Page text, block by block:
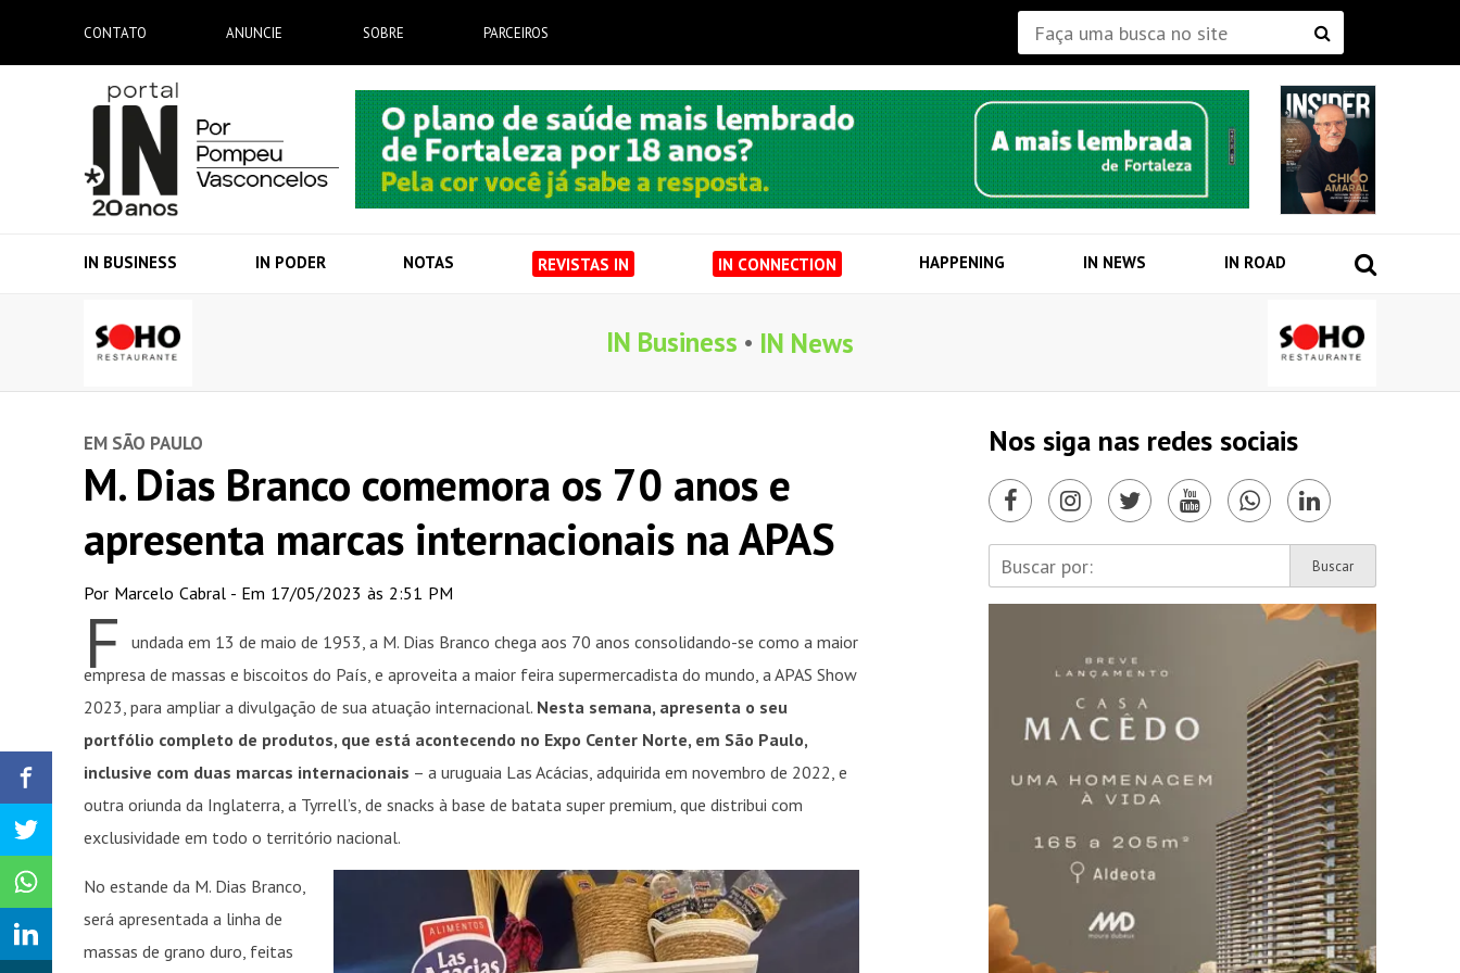
CONTATO ANUNCIE SOBRE PARCEIROS
IN BUSINESS IN PODER NOTAS REVISTAS IN IN CONNECTION HAPPENING IN NEWS IN ROAD
IN Business IN News
EM SÃO PAULO
M. Dias Branco comemora os 70 anos e
apresenta marcas internacionais na APAS
Por Marcelo Cabral - Em 17/05/2023 às 2:51 PM
F
undada em 13 de maio de 1953, a M. Dias Branco chega aos 70 anos consolidando-se como a maior
empresa de massas e biscoitos do País, e aproveita a maior feira supermercadista do mundo, a APAS Show
2023, para ampliar a divulgação de sua atuação internacional. Nesta semana, apresenta o seu
portfólio completo de produtos, que está acontecendo no Expo Center Norte, em São Paulo,
inclusive com duas marcas internacionais – a uruguaia Las Acácias, adquirida em novembro de 2022, e
outra oriunda da Inglaterra, a Tyrrell’s, de snacks à base de batata super premium, que distribui com
exclusividade em todo o território nacional.
No estande da M. Dias Branco,
será apresentada a linha de
massas de grano duro, feitas
Nos siga nas redes sociais